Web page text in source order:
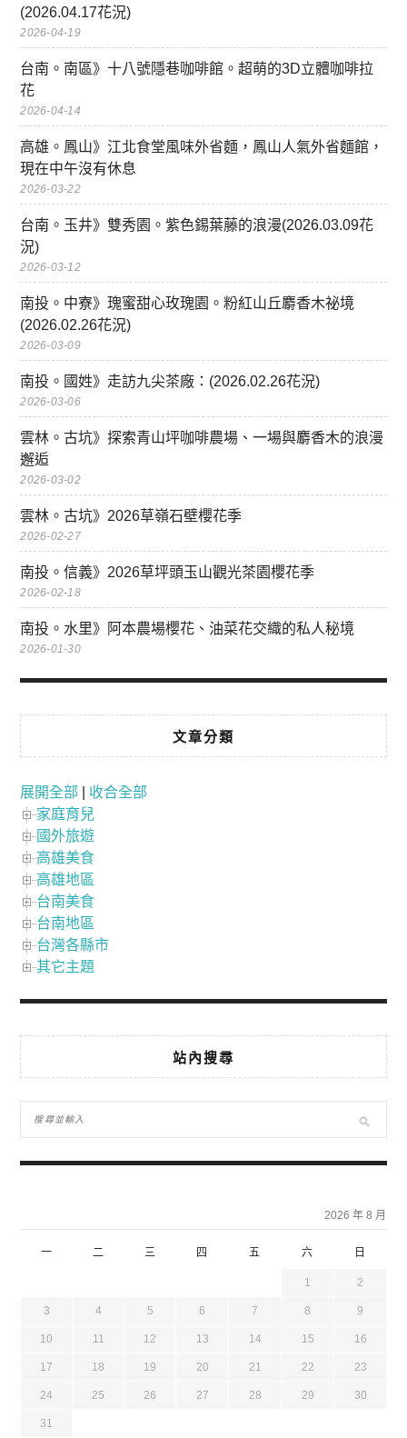
(2026.04.17花況)
2026-04-19
台南。南區》十八號隱巷咖啡館。超萌的3D立體咖啡拉
花
2026-04-14
高雄。鳳山》江北食堂風味外省麵，鳳山人氣外省麵館，
現在中午沒有休息
2026-03-22
台南。玉井》雙秀園。紫色錫葉藤的浪漫(2026.03.09花
況)
2026-03-12
南投。中寮》瑰蜜甜心玫瑰園。粉紅山丘麝香木祕境
(2026.02.26花況)
2026-03-09
南投。國姓》走訪九尖茶廠：(2026.02.26花況)
2026-03-06
雲林。古坑》探索青山坪咖啡農場、一場與麝香木的浪漫
邂逅
2026-03-02
雲林。古坑》2026草嶺石壁櫻花季
2026-02-27
南投。信義》2026草坪頭玉山觀光茶園櫻花季
2026-02-18
南投。水里》阿本農場櫻花、油菜花交織的私人秘境
2026-01-30
文章分類
展開全部
收合全部
家庭育兒
國外旅遊
高雄美食
高雄地區
台南美食
台南地區
台灣各縣市
其它主題
站內搜尋
2026 年 8 月
一 二 三 四 五 六 日
1 2
3 4 5 6 7 8 9
10 11 12 13 14 15 16
17 18 19 20 21 22 23
24 25 26 27 28 29 30
31